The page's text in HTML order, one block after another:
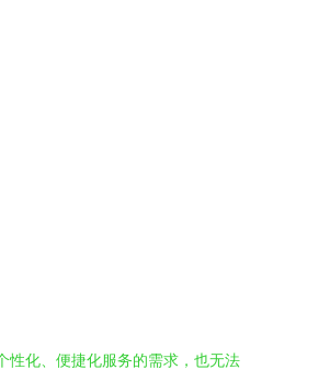
性化、便捷化服务的需求，也无法